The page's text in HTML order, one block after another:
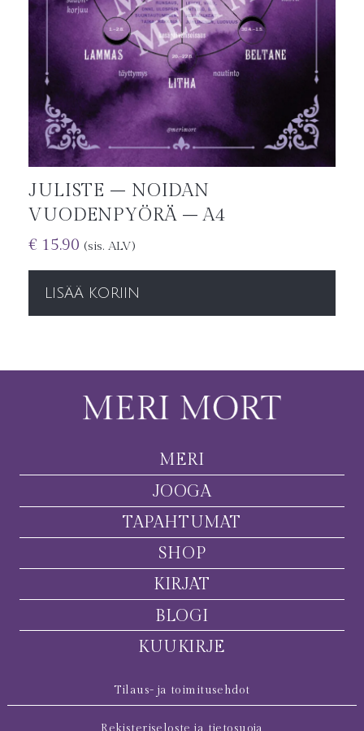
JULISTE – NOIDAN
VUODENPYÖRÄ – A4
€ 15.90 (sis. ALV)
LISÄÄ KORIIN
MERI
JOOGA
TAPAHTUMAT
SHOP
KIRJAT
BLOGI
KUUKIRJE
Tilaus- ja toimitusehdot